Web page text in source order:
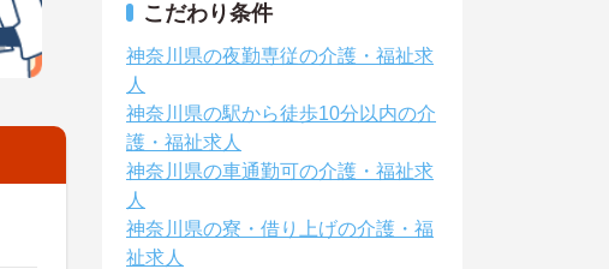
こだわり条件
神奈川県の夜勤専従の介護・福祉求
人
神奈川県の駅から徒歩10分以内の介
護・福祉求人
神奈川県の車通勤可の介護・福祉求
人
神奈川県の寮・借り上げの介護・福
祉求人